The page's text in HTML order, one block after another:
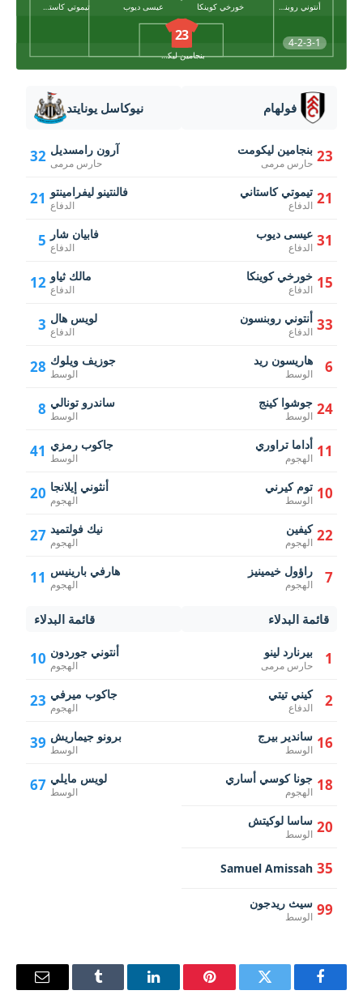
4-2-3-1
خورخي كوينكا عيسى ديوب
23
بنجامين ليكومت
نيوكاسل يونايتد
32 آرون رامسديل
حارس مرمى
21 فالنتينو ليفرامينتو
الدفاع
5 فابيان شار
الدفاع
12 مالك ثياو
الدفاع
3 لويس هال
الدفاع
28 جوزيف ويلوك
الوسط
8 ساندرو تونالي
الوسط
41 جاكوب رمزي
الوسط
20 أنثوني إيلانجا
الهجوم
27 نيك فولتميد
الهجوم
11 هارفي بارينيس
الهجوم
قائمة البدلاء
10 أنتوني جوردون
الهجوم
23 جاكوب ميرفي
الهجوم
39 برونو جيماريش
الوسط
67 لويس مايلي
الوسط
فولهام
23 بنجامين ليكومت
حارس مرمى
21 تيموتي كاستاني
الدفاع
31 عيسى ديوب
الدفاع
15 خورخي كوينكا
الدفاع
33 أنتوني روبنسون
الدفاع
6 هاريسون ريد
الوسط
24 جوشوا كينج
الوسط
11 أداما تراوري
الهجوم
10 توم كيرني
الوسط
22 كيفين
الهجوم
7 راؤول خيمينيز
الهجوم
قائمة البدلاء
1 بيرنارد لينو
حارس مرمى
2 كيني تيتي
الدفاع
16 ساندير بيرج
الوسط
18 جونا كوسي أساري
الهجوم
20 ساسا لوكيتش
الوسط
35
Samuel Amissah
99 سيث ريدجون
الوسط
فيسبوك تويتر بينتيريستلينكدإن Tumblr
البريد